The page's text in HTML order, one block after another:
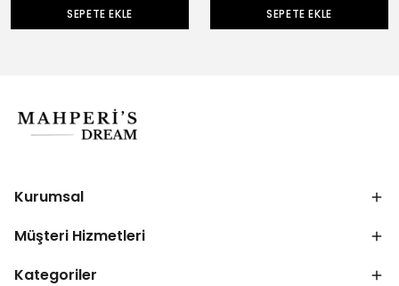
SEPETE EKLE SEPETE EKLE
Kurumsal
Müşteri Hizmetleri
Kategoriler